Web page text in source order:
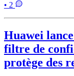
• 2
Huawei
filtre de
protège des